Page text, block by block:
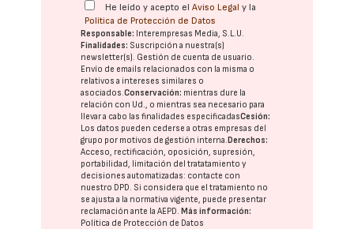
He leído y acepto elAviso Legal y la
Política de Protección de Datos
Responsable: Interempresas Media, S.L.U.
Finalidades: Suscripción a nuestra(s)
newsletter(s). Gestión de cuenta de usuario.
Envío de emails relacionados con la misma o
relativos a intereses similares o
asociados.Conservación: mientras dure la
relación con Ud., o mientras sea necesario para
llevar a cabo las finalidades especificadasCesión:
Los datos pueden cederse a otras empresas del
grupo por motivos de gestión interna.Derechos:
Acceso, rectificación, oposición, supresión,
portabilidad, limitación del tratatamiento y
decisiones automatizadas: contacte con
nuestro DPD. Si considera que el tratamiento no
se ajusta a la normativa vigente, puede presentar
reclamación ante laAEPD.Más información:
Política de Protección de Datos